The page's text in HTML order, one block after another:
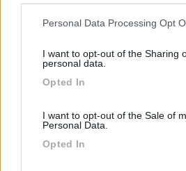
Please note that this website/app
not limited to your visit or usage
use your data for below specified
Personal Data Processing Opt
I want to opt-out of the Sharing
personal data.
Opted In
I want to opt-out of the Sale of
Personal Data.
Opted In
Seleziona gli argomenti per
Pulizia (3)
Punto ristoro (3)
Accoglienza (2)
ClaMan